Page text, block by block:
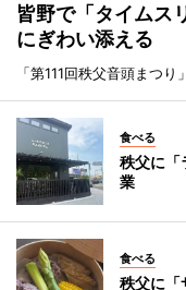
皆野で「タイムス
にぎわい添える
「第111回秩父音頭まつ
食べる
秩父に
業
食べる
秩父に